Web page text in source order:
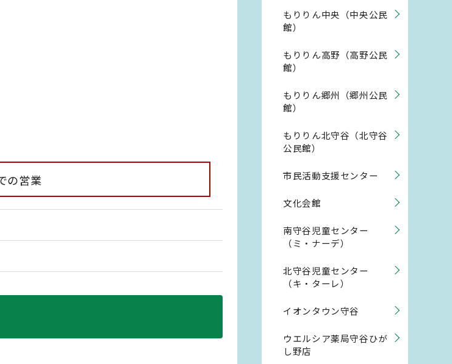
の営業
もりりん中央（中央公民
館）
もりりん高野（高野公民
館）
もりりん郷州（郷州公民
館）
もりりん北守谷（北守谷
公民館）
市民活動支援センター
文化会館
南守谷児童センター
（ミ・ナーデ）
北守谷児童センター
（キ・ターレ）
イオンタウン守谷
ウエルシア薬局守谷ひが
し野店